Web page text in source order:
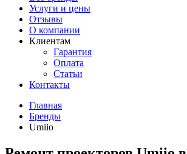
Услуги и цены
Отзывы
О компании
Клиентам
Гарантия
Оплата
Статьи
Контакты
Главная
Бренды
Umiio